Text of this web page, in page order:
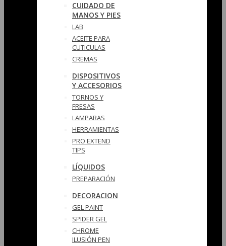
CUIDADO DE
MANOS Y PIES
LAB
ACEITE PARA
CUTICULAS
CREMAS
DISPOSITIVOS
Y ACCESORIOS
TORNOS Y
FRESAS
LAMPARAS
HERRAMIENTAS
PRO EXTEND
TIPS
LÍQUIDOS
PREPARACIÓN
DECORACION
GEL PAINT
SPIDER GEL
CHROME
ILUSIÓN PEN